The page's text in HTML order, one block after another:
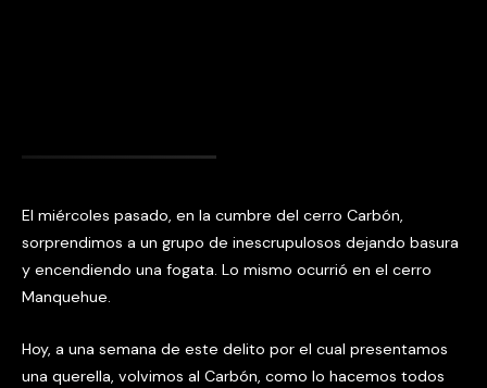
El miércoles pasado, en la cumbre del cerro Carbón,
sorprendimos a un grupo de inescrupulosos dejando basura
y encendiendo una fogata. Lo mismo ocurrió en el cerro
Manquehue.
Hoy, a una semana de este delito por el cual presentamos
una querella, volvimos al Carbón, como lo hacemos todos